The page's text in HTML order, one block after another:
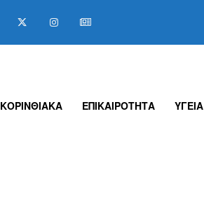
ΚΟΡΙΝΘΙΑΚΑ ΕΠΙΚΑΙΡΟΤΗΤΑ ΥΓΕΙΑ